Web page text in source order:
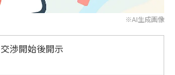
※AI生成画像
交渉開始後開示